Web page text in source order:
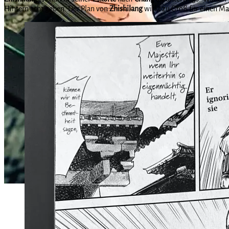
Hintern acht geben. Der Plan vonZhishilangwirkt zu Groß für einen